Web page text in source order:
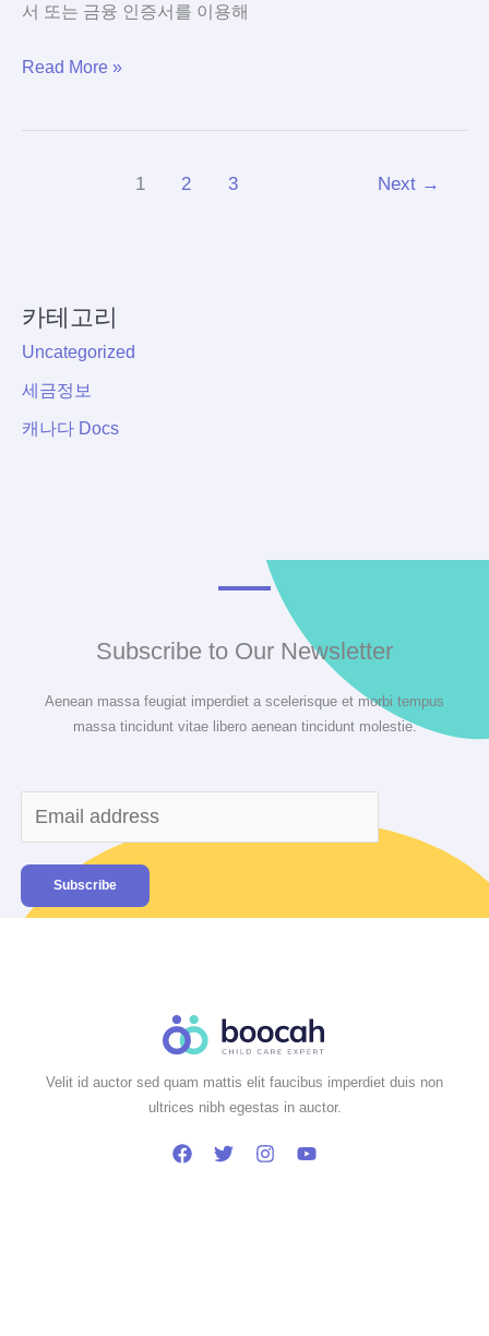
서 또는 금융 인증서를 이용해
종
소
법
–
택
스
Read More »
1 2 3 Next →
카테고리
Uncategorized
세금정보
캐나다 Docs
Subscribe to Our Newsletter
Aenean massa feugiat imperdiet a scelerisque et morbi tempus
massa tincidunt vitae libero aenean tincidunt molestie.
Subscribe
Velit id auctor sed quam mattis elit faucibus imperdiet duis non
ultrices nibh egestas in auctor.